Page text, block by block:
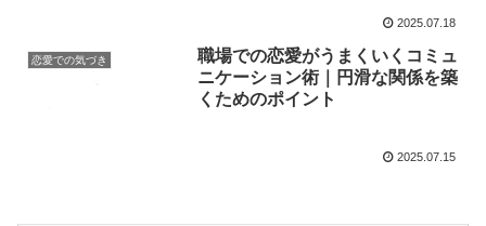
2025.07.18
恋愛での気づき
職場での恋愛がうまくいくコミュ
ニケーション術｜円滑な関係を築
くためのポイント
2025.07.15